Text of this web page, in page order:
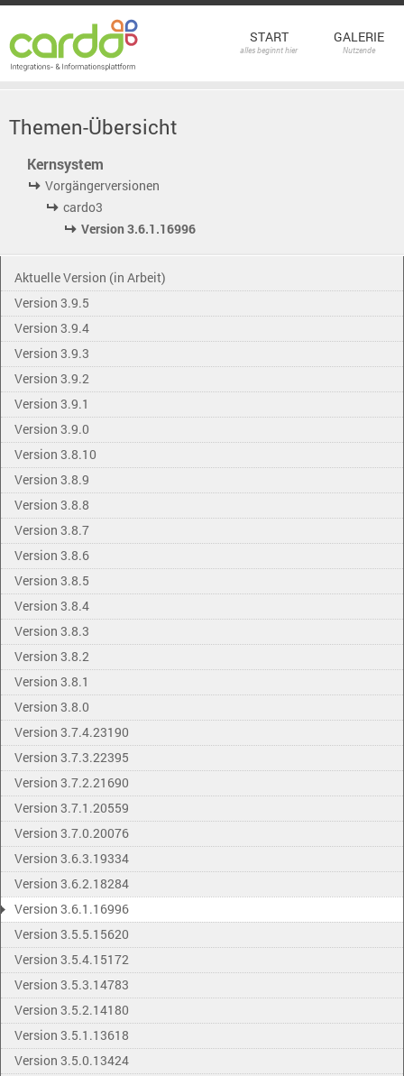
START
alles beginnt hier
GALERIE
Nutzende
Themen-Übersicht
Kernsystem
Vorgängerversionen
cardo3
Version 3.6.1.16996
Aktuelle Version (in Arbeit)
Version 3.9.5
Version 3.9.4
Version 3.9.3
Version 3.9.2
Version 3.9.1
Version 3.9.0
Version 3.8.10
Version 3.8.9
Version 3.8.8
Version 3.8.7
Version 3.8.6
Version 3.8.5
Version 3.8.4
Version 3.8.3
Version 3.8.2
Version 3.8.1
Version 3.8.0
Version 3.7.4.23190
Version 3.7.3.22395
Version 3.7.2.21690
Version 3.7.1.20559
Version 3.7.0.20076
Version 3.6.3.19334
Version 3.6.2.18284
Version 3.6.1.16996
Version 3.5.5.15620
Version 3.5.4.15172
Version 3.5.3.14783
Version 3.5.2.14180
Version 3.5.1.13618
Version 3.5.0.13424